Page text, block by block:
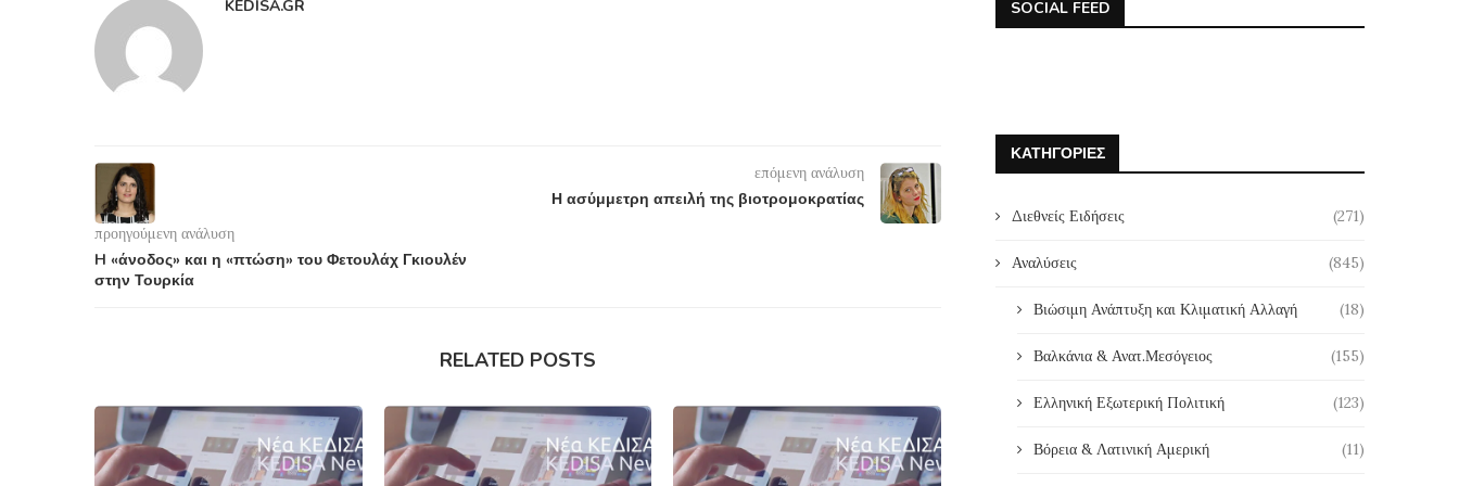
KEDISA.GR
προηγούμενη ανάλυση
H «άνοδος» και η «πτώση» του Φετουλάχ Γκιουλέν
στην Τουρκία
επόμενη ανάλυση
Η ασύμμετρη απειλή της βιοτρομοκρατίας
RELATED POSTS
SOCIAL FEED
ΚΑΤΗΓΟΡΊΕΣ
Διεθνείς Ειδήσεις (271)
Αναλύσεις (845)
Βιώσιμη Ανάπτυξη και Κλιματική Αλλαγή (18)
Βαλκάνια & Ανατ.Μεσόγειος (155)
Ελληνική Εξωτερική Πολιτική (123)
Βόρεια & Λατινική Αμερική (11)